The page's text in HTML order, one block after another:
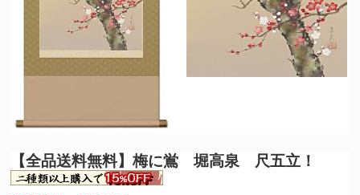
【全品送料無料】梅に鴬 堀高泉 尺五立！